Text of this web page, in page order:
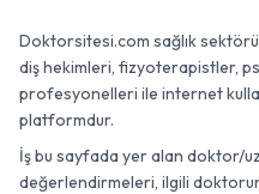
Doktorsitesi.com sağlık
diş hekimleri, fizyoterapistler,
profesyonelleri ile internet
platformdur.
İş bu sayfada yer alan doktor/
değerlendirmeleri, ilgili